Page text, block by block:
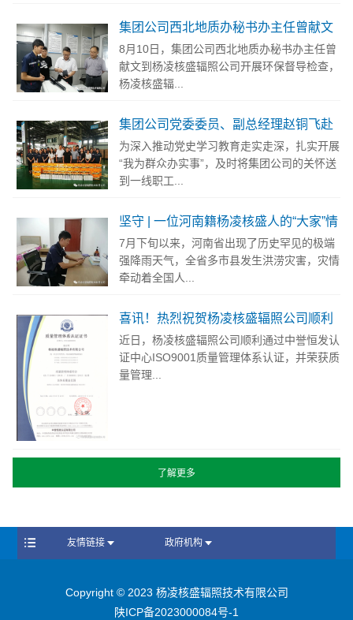
集团公司西北地质办秘书办主任曾献文
到杨凌核盛辐照公司开展环保督导检查
8月10日，集团公司西北地质办秘书办主任曾
献文到杨凌核盛辐照公司开展环保督导检查，
杨凌核盛辐...
集团公司党委委员、副总经理赵铜飞赴
杨凌核盛辐照公司开展“送清凉”慰问活
动
为深入推动党史学习教育走实走深，扎实开展
“我为群众办实事”，及时将集团公司的关怀送
到一线职工...
坚守 | 一位河南籍杨凌核盛人的“大家”情
怀
7月下旬以来，河南省出现了历史罕见的极端
强降雨天气，全省多市县发生洪涝灾害，灾情
牵动着全国人...
喜讯！热烈祝贺杨凌核盛辐照公司顺利
通过ISO9001质量管理体系认证
近日，杨凌核盛辐照公司顺利通过中誉恒发认
证中心ISO9001质量管理体系认证，并荣获质
量管理...
友情链接 政府机构
Copyright © 2023 杨凌核盛辐照技术有限公司
陕ICP备2023000084号-1